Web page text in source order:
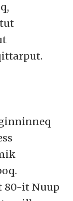
80-it Nuup